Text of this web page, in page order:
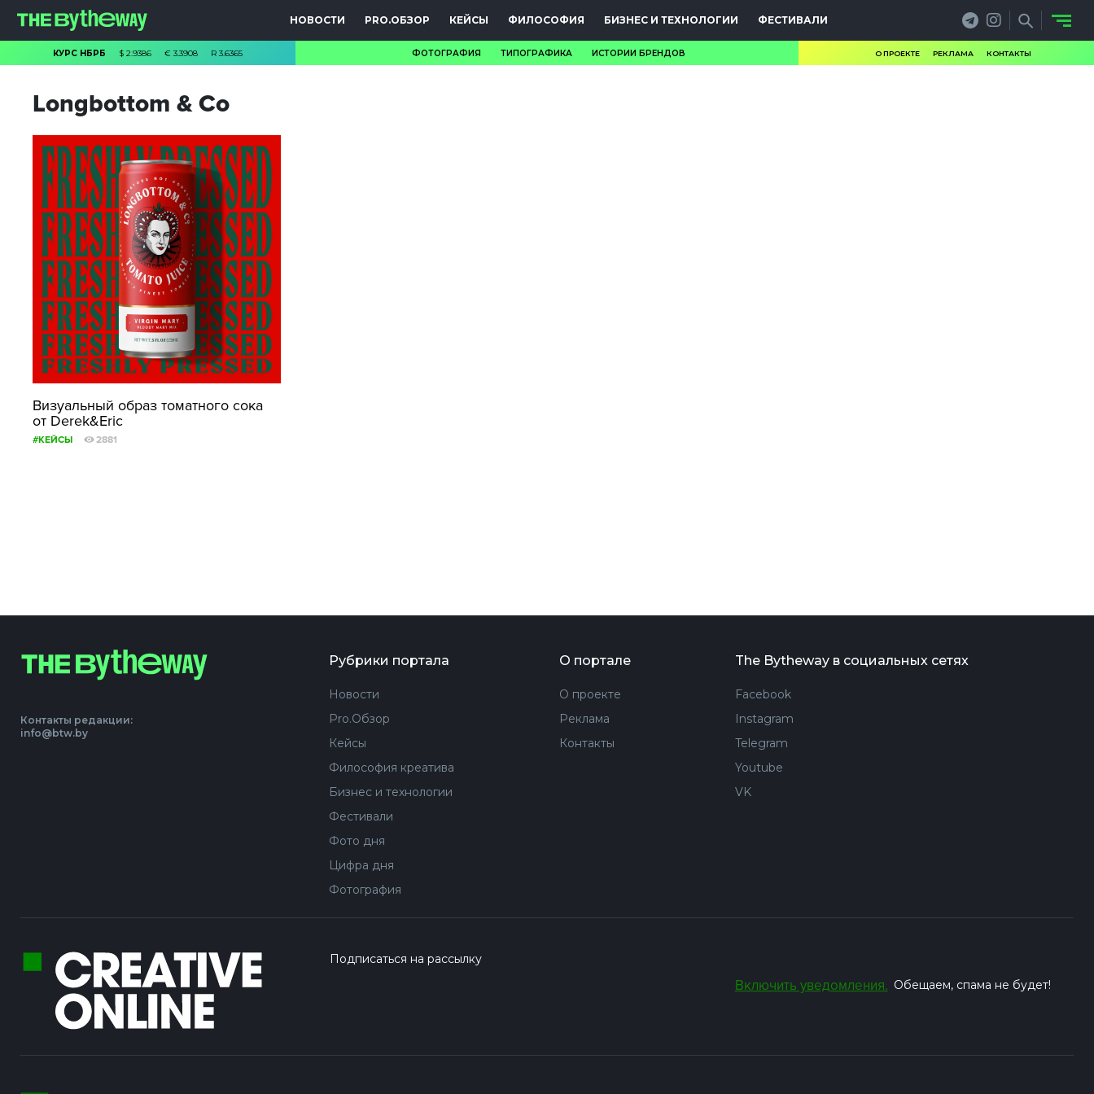
НОВОСТИ PRO.ОБЗОР КЕЙСЫ ФИЛОСОФИЯ БИЗНЕС И ТЕХНОЛОГИИ ФЕСТИВАЛИ
КУРС НБРБ $2.9386 € 3.3908 R3.6365 ФОТОГРАФИЯ ТИПОГРАФИКА ИСТОРИИ БРЕНДОВ О ПРОЕКТЕ РЕКЛАМА КОНТАКТЫ
Longbottom & Co
Визуальный образ томатного сока
от Derek&Eric
#КЕЙСЫ 2881
Контакты редакции:
info@btw.by
Рубрики портала
Новости
Pro.Обзор
Кейсы
Философия креатива
Бизнес и технологии
Фестивали
Фото дня
Цифра дня
Фотография
О портале
О проекте
Реклама
Контакты
The Bytheway в социальных сетях
Facebook
Instagram
Telegram
Youtube
VK
Подписаться на рассылку
Включить уведомления. Обещаем, спама не будет!